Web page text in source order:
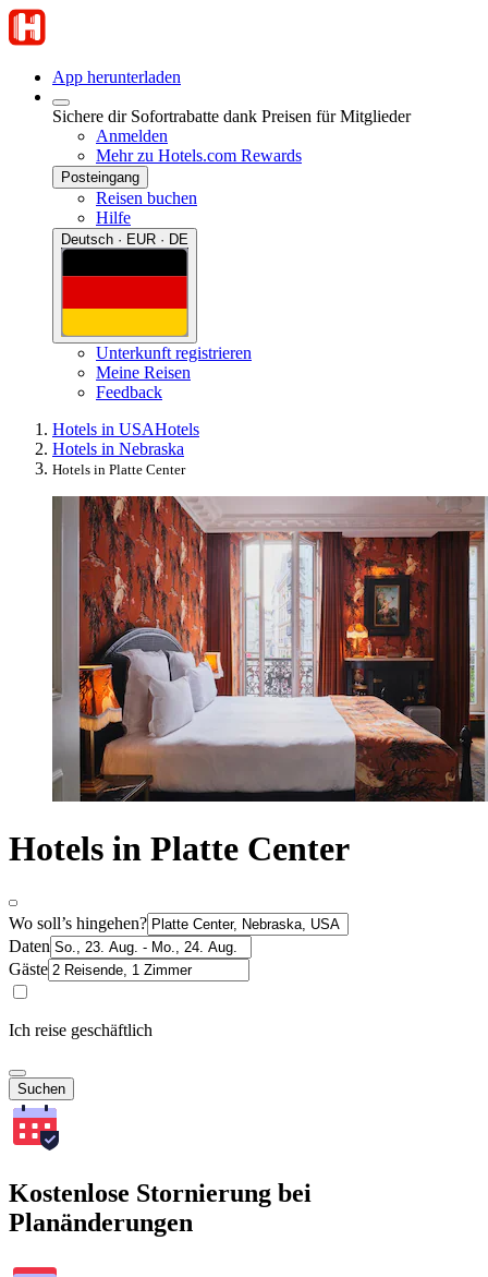
App herunterladen
Sichere dir Sofortrabatte dank Preisen für Mitglieder
Anmelden
Mehr zu Hotels.com Rewards
Posteingang
Reisen buchen
Hilfe
Deutsch · EUR · DE
Unterkunft registrieren
Meine Reisen
Feedback
Hotels in USAHotels
Hotels in Nebraska
Hotels in Platte Center
Hotels in Platte Center
Wo soll’s hingehen?
Daten
Gäste
Ich reise geschäftlich
Suchen
Kostenlose Stornierung bei
Planänderungen